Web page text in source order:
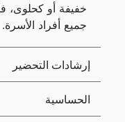
خفيفة أو كحلوى،
جميع أفراد الأسرة.
إرشادات التحضير
الحساسية